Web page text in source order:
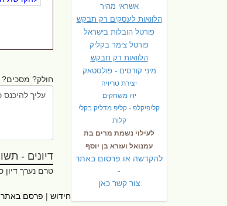
אשראי מהיר
הלוואות לעסקים רק תבקש
פורטל הובלות בישראל
פורטל צימר בקליק
הלוואות רק תבקש
מיני קורסים - פולסטאק
יצירת טריויה
יויו משחקים
קליפיקלפ - קליפ מדליק בקלי
קלות
לעילוי נשמת מרים בת
עמנואל ועזרא בן יוסף
להקדשה או פרסום באתר
-
צור קשר כאן
חולק?
דיונים -
טרם נערך דיון
אודות חידוש | פרסם באתר